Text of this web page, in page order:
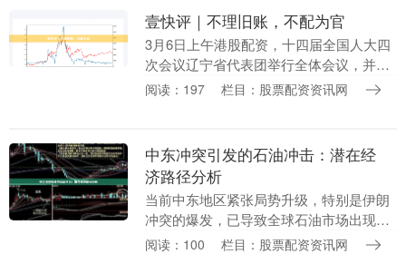
发展具有承前....
壹快评｜不理旧账，不配为官
3月6日上午港股配资，十四届全国人大四
次会议辽宁省代表团举行全体会议，并向
中外媒体开放。会上，辽宁省委书记许昆
阅读：197 栏目：股票配资资讯网
中东冲突引发的石油冲击：潜在经
济路径分析
当前中东地区紧张局势升级，特别是伊朗
冲突的爆发，已导致全球石油市场出现显
著波动。截至3月6日，西得克萨斯中质原
阅读：100 栏目：股票配资资讯网